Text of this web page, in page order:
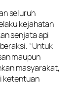
seluruh
kejahatan
senjata api
“Untuk
maupun
masyarakat,
ketentuan